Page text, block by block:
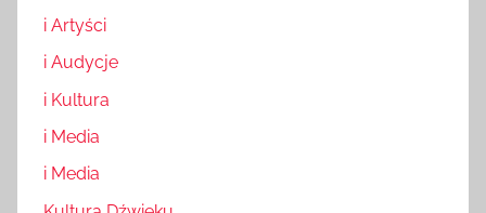
i Artyści
i Audycje
i Kultura
i Media
i Media